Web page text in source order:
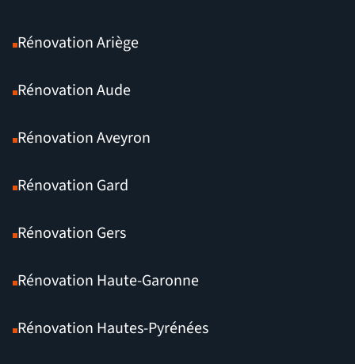
Rénovation Ariège
Rénovation Aude
Rénovation Aveyron
Rénovation Gard
Rénovation Gers
Rénovation Haute-Garonne
Rénovation Hautes-Pyrénées